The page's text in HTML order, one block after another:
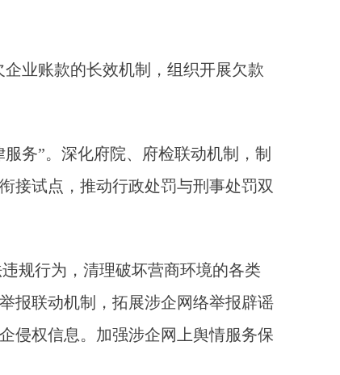
业账款的长效机制，组织开展欠款
务”。深化府院、府检联动机制，制
接试点，推动行政处罚与刑事处罚双
规行为，清理破坏营商环境的各类
报联动机制，拓展涉企网络举报辟谣
侵权信息。加强涉企网上舆情服务保